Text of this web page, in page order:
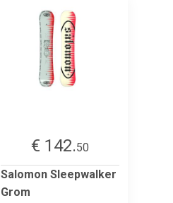
€ 142.50
Salomon Sleepwalker
Grom